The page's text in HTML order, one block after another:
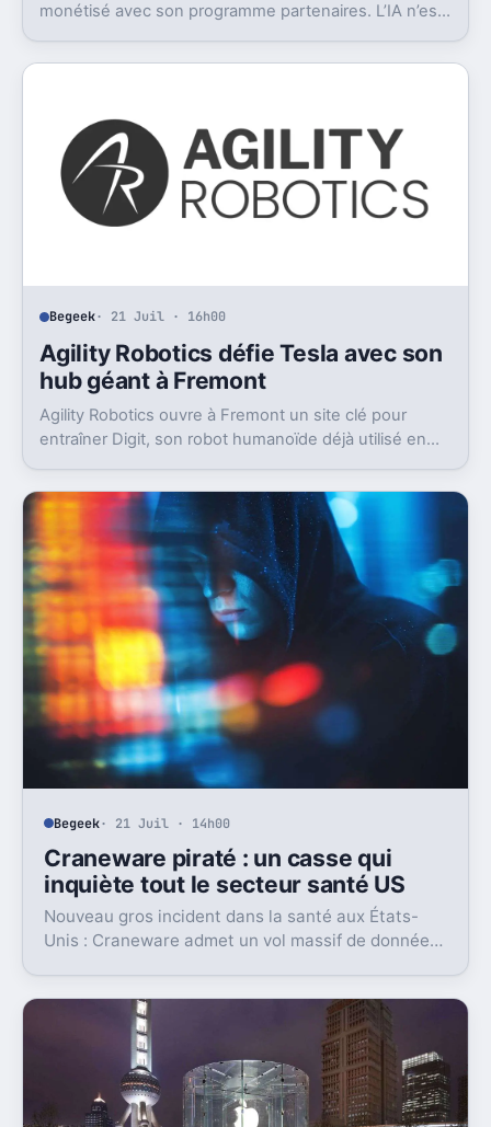
monétisé avec son programme partenaires. L’IA n’est
Begeek· 21 Juil · 16h00
Agility Robotics défie Tesla avec son
hub géant à Fremont
Agility Robotics ouvre à Fremont un site clé pour
entraîner Digit, son robot humanoïde déjà utilisé en
Begeek· 21 Juil · 14h00
Craneware piraté : un casse qui
inquiète tout le secteur santé US
Nouveau gros incident dans la santé aux États-
Unis : Craneware admet un vol massif de données.